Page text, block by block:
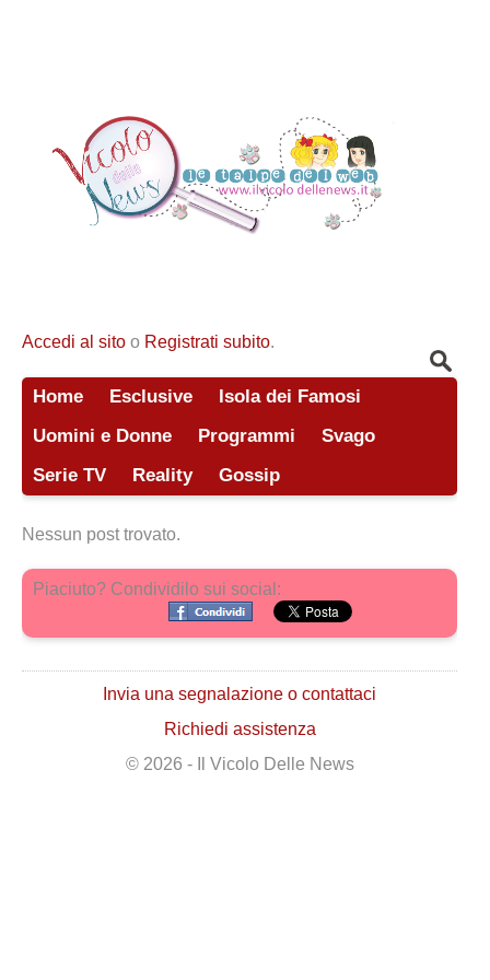
Accedi al sito o Registrati subito.
Home Esclusive
Isola dei Famosi
Uomini e Donne
Programmi
Svago
Serie TV
Reality Gossip
Nessun post trovato.
Piaciuto? Condividilo sui social:
Invia una segnalazione o contattaci
Richiedi assistenza
© 2026 - Il Vicolo Delle News